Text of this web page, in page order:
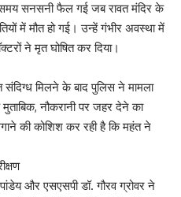
समय सनसनी फैल गई जब रावत मंदिर के
में मौत हो गई। उन्हें गंभीर अवस्था में
ने मृत घोषित कर दिया।
मिलने के बाद पुलिस ने मामला
नौकरानी पर जहर देने का
की कोशिश कर रही है कि महंत ने
पांडेय और एसएसपी डॉ. गौरव ग्रोवर ने